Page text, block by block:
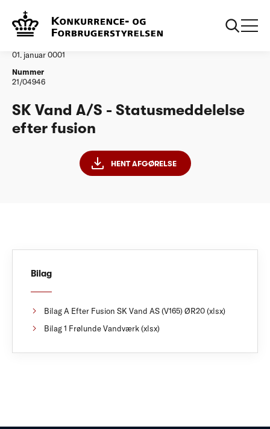
Vandtilsyn
01. januar 0001
Nummer
21/04946
SK Vand A/S - Statusmeddelelse
efter fusion
HENT AFGØRELSE
Bilag
Bilag A Efter Fusion SK Vand AS (V165) ØR20 (xlsx)
Bilag 1 Frølunde Vandværk (xlsx)